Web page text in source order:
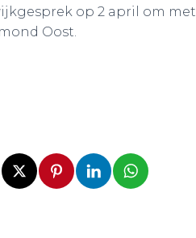
op 2 april om met
Oost.